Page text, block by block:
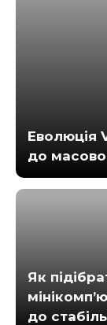
Еволюція
до
Як
до